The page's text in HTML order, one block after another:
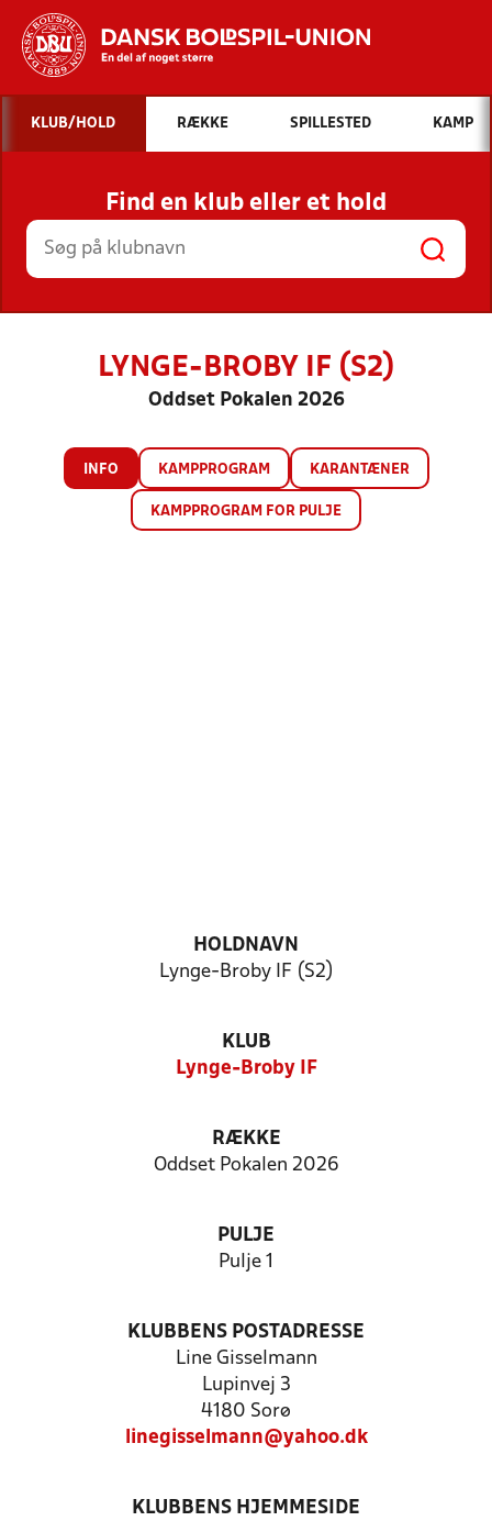
Hvad vil du søge efter?
INDHOLD OG NYHEDER
STILLINGER, RESULTATER, KLUBBER OG
HOLD
KLUB/HOLD RÆKKE SPILLESTED KAMP
Find en klub eller et hold
LYNGE-BROBY IF (S2)
Oddset Pokalen 2026
INFO KAMPPROGRAM KARANTÆNER
KAMPPROGRAM FOR PULJE
HOLDNAVN
Lynge-Broby IF (S2)
KLUB
Lynge-Broby IF
RÆKKE
Oddset Pokalen 2026
PULJE
Pulje 1
KLUBBENS POSTADRESSE
Line Gisselmann
Lupinvej 3
4180 Sorø
linegisselmann@yahoo.dk
KLUBBENS HJEMMESIDE